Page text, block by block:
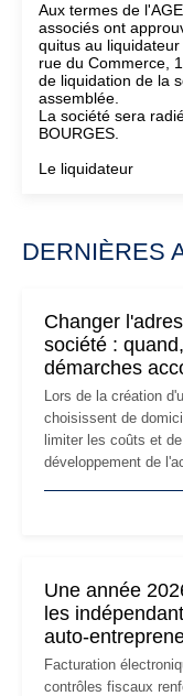
Aux termes de
associés ont
quitus au
rue du Commerce,
de liquidation de la
assemblée.
La société sera
BOURGES.
Le liquidateur
DERNIÈRES
Changer
société :
démarches
Lors de la création
choisissent de
limiter les coûts et
développement de
professionnels,
Une année
les
auto-
Facturation
contrôles fiscaux